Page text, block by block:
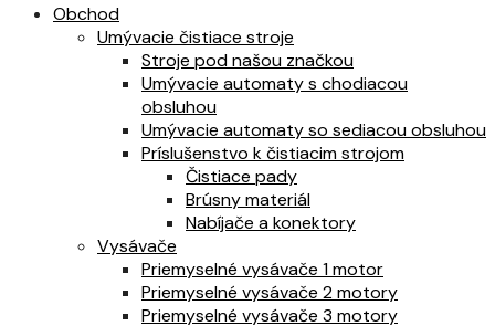
Obchod
Umývacie čistiace stroje
Stroje pod našou značkou
Umývacie automaty s chodiacou
obsluhou
Umývacie automaty so sediacou obsluhou
Príslušenstvo k čistiacim strojom
Čistiace pady
Brúsny materiál
Nabíjače a konektory
Vysávače
Priemyselné vysávače 1 motor
Priemyselné vysávače 2 motory
Priemyselné vysávače 3 motory